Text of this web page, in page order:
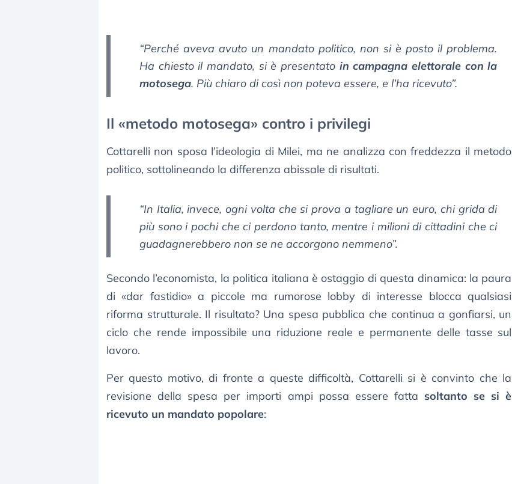
“Perché aveva avuto un mandato politico, non si è posto il problema.
Ha chiesto il mandato, si è presentato in campagna elettorale con la
motosega. Più chiaro di così non poteva essere, e l’ha ricevuto”.
Il «metodo motosega» contro i privilegi
Cottarelli non sposa l’ideologia di Milei, ma ne analizza con freddezza il metodo
politico, sottolineando la differenza abissale di risultati.
“In Italia, invece, ogni volta che si prova a tagliare un euro, chi grida di
più sono i pochi che ci perdono tanto, mentre i milioni di cittadini che ci
guadagnerebbero non se ne accorgono nemmeno”.
Secondo l’economista, la politica italiana è ostaggio di questa dinamica: la paura
di «dar fastidio» a piccole ma rumorose lobby di interesse blocca qualsiasi
riforma strutturale. Il risultato? Una spesa pubblica che continua a gonfiarsi, un
ciclo che rende impossibile una riduzione reale e permanente delle tasse sul
lavoro.
Per questo motivo, di fronte a queste difficoltà, Cottarelli si è convinto che la
revisione della spesa per importi ampi possa essere fatta soltanto se si è
ricevuto un mandato popolare: